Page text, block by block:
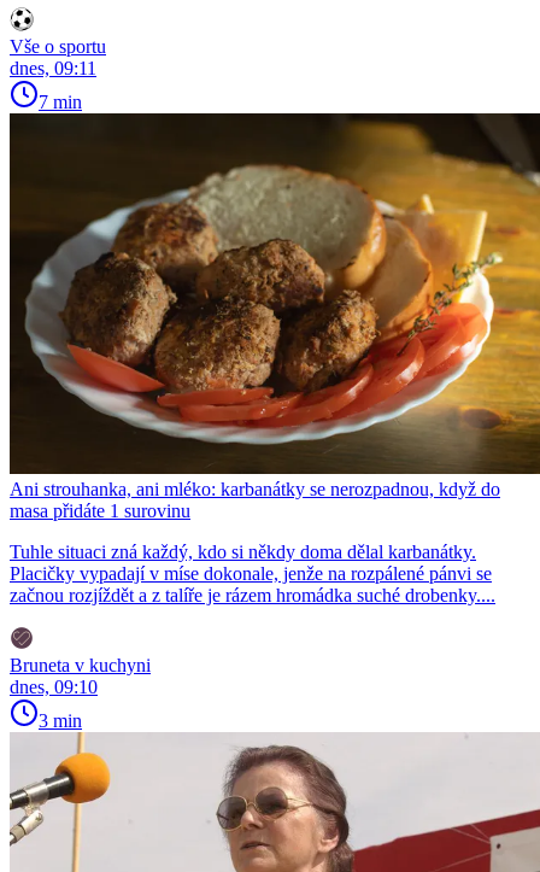
Vše o sportu
dnes, 09:11
7 min
Ani strouhanka, ani mléko: karbanátky se nerozpadnou, když do
masa přidáte 1 surovinu
Tuhle situaci zná každý, kdo si někdy doma dělal karbanátky.
Placičky vypadají v míse dokonale, jenže na rozpálené pánvi se
začnou rozjíždět a z talíře je rázem hromádka suché drobenky....
Bruneta v kuchyni
dnes, 09:10
3 min